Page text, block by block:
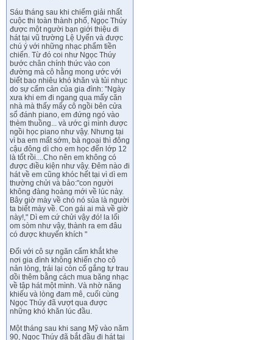
Sáu tháng sau khi chiếm giải nhất
cuộc thi toàn thành phố, Ngọc Thúy
được một người bạn giới thiệu đi
hát tại vũ trường Lệ Uyển và được
chú ý với những nhạc phẩm tiền
chiến. Từ đó coi như Ngọc Thúy
bước chân chính thức vào con
đường mà cô hằng mong ước với
biết bao nhiêu khó khăn và tủi nhục
do sự cấm cản của gia đình: "Ngày
xưa khi em đi ngang qua mấy căn
nhà mà thấy mấy cô ngồi bên cửa
sổ đánh piano, em đứng ngó vào
thèm thuồng... và ước gì mình được
ngồi học piano như vậy. Nhưng tại
vì ba em mất sớm, bà ngoại thì đông
cậu đông dì cho em học đến lớp 12
là tốt rồi....Cho nên em không có
được điều kiện như vậy. Đêm nào đi
hát về em cũng khóc hết tại vì dì em
thường chửi và bảo:"con người
không đàng hoàng mới về lúc này.
Bây giờ mày về chó nó sủa là người
ta biết mày về. Con gái ai mà về giờ
này!," Dì em cứ chửi vậy đó! la lối
om sòm như vậy, thành ra em đâu
có được khuyến khích "
Đối với cô sự ngăn cấm khắt khe
nơi gia đình không khiến cho cô
nản lòng, trái lại còn cố gắng tự trau
dồi thêm bằng cách mua băng nhạc
về tập hát một mình. Và nhờ năng
khiếu và lòng đam mê, cuối cùng
Ngọc Thúy đã vượt qua được
những khó khăn lúc đầu.
Một tháng sau khi sang Mỹ vào năm
90, Ngọc Thúy đã bắt đầu đi hát tại